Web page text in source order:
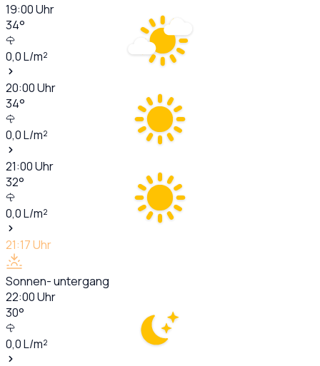
19:00Uhr
34°
0,0L/m²
20:00Uhr
34°
0,0L/m²
21:00Uhr
32°
0,0L/m²
21:17Uhr
Sonnen- untergang
22:00Uhr
30°
0,0L/m²